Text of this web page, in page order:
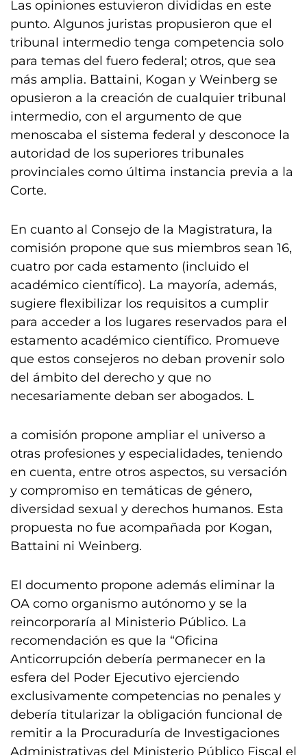
Las opiniones estuvieron divididas en este
punto. Algunos juristas propusieron que el
tribunal intermedio tenga competencia solo
para temas del fuero federal; otros, que sea
más amplia. Battaini, Kogan y Weinberg se
opusieron a la creación de cualquier tribunal
intermedio, con el argumento de que
menoscaba el sistema federal y desconoce la
autoridad de los superiores tribunales
provinciales como última instancia previa a la
Corte.
En cuanto al Consejo de la Magistratura, la
comisión propone que sus miembros sean 16,
cuatro por cada estamento (incluido el
académico científico). La mayoría, además,
sugiere flexibilizar los requisitos a cumplir
para acceder a los lugares reservados para el
estamento académico científico. Promueve
que estos consejeros no deban provenir solo
del ámbito del derecho y que no
necesariamente deban ser abogados. L
a comisión propone ampliar el universo a
otras profesiones y especialidades, teniendo
en cuenta, entre otros aspectos, su versación
y compromiso en temáticas de género,
diversidad sexual y derechos humanos. Esta
propuesta no fue acompañada por Kogan,
Battaini ni Weinberg.
El documento propone además eliminar la
OA como organismo autónomo y se la
reincorporaría al Ministerio Público. La
recomendación es que la “Oficina
Anticorrupción debería permanecer en la
esfera del Poder Ejecutivo ejerciendo
exclusivamente competencias no penales y
debería titularizar la obligación funcional de
remitir a la Procuraduría de Investigaciones
Administrativas del Ministerio Público Fiscal el